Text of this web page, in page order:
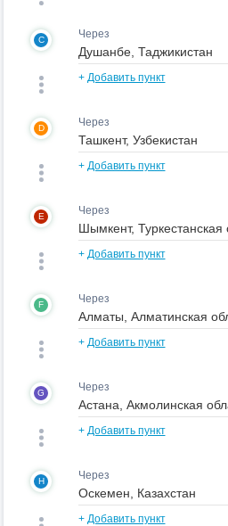
C Через
+ Добавить пункт
D Через
+ Добавить пункт
E Через
+ Добавить пункт
F Через
+ Добавить пункт
G Через
+ Добавить пункт
H Через
+ Добавить пункт